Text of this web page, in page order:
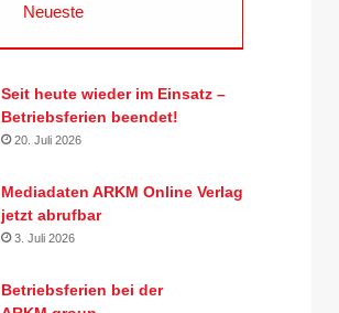
Neueste
Seit heute wieder im Einsatz –
Betriebsferien beendet!
20. Juli 2026
Mediadaten ARKM Online Verlag
jetzt abrufbar
3. Juli 2026
Betriebsferien bei der